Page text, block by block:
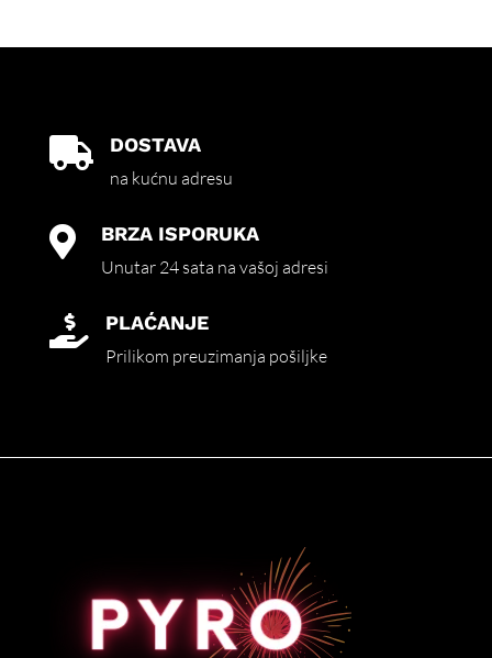
 DOSTAVA
na kućnu adresu
 BRZA ISPORUKA
Unutar 24 sata na vašoj adresi
 PLAĆANJE
Prilikom preuzimanja pošiljke